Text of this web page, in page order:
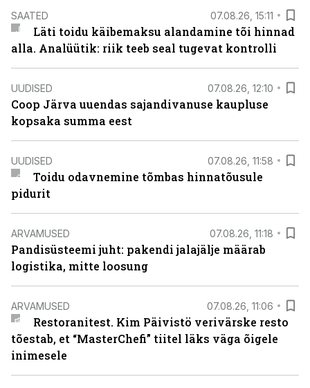
SAATED 07.08.26, 15:11
Läti toidu käibemaksu alandamine tõi hinnad
alla. Analüütik: riik teeb seal tugevat kontrolli
UUDISED 07.08.26, 12:10
Coop Järva uuendas sajandivanuse kaupluse
kopsaka summa eest
UUDISED 07.08.26, 11:58
Toidu odavnemine tõmbas hinnatõusule
pidurit
ARVAMUSED 07.08.26, 11:18
Pandisüsteemi juht: pakendi jalajälje määrab
logistika, mitte loosung
ARVAMUSED 07.08.26, 11:06
Restoranitest. Kim Päivistö verivärske resto
tõestab, et “MasterChefi” tiitel läks väga õigele
inimesele